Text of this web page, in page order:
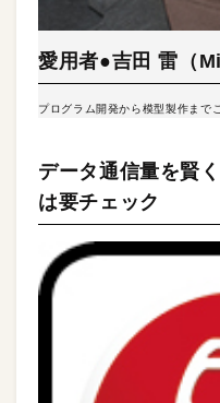
愛用者●吉田 雷（
プログラム開発から模型製作まで
データ通信量を賢
は要チェック